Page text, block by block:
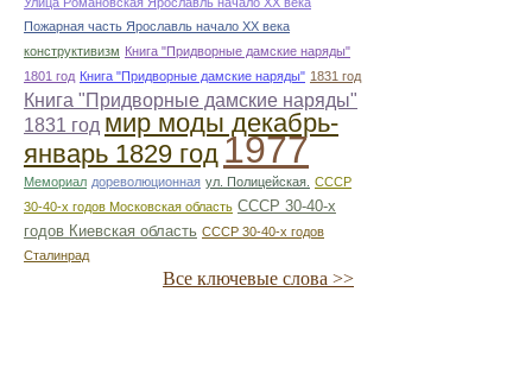
Пожарная часть Ярославль начало ХХ века
конструктивизм Книга "Придворные дамские наряды"
1801 год Книга "Придворные дамские наряды" 1831 год
Книга "Придворные дамские наряды"
1831 год мир моды декабрь-
январь 1829 год1977
Мемориал дореволюционная ул. Полицейская. СССР
30-40-х годов Московская область СССР 30-40-х
годов Киевская область СССР 30-40-х годов
Сталинрад
Все ключевые слова >>